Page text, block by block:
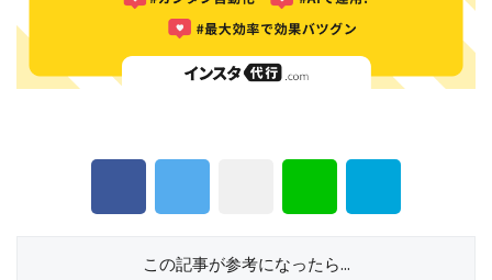
この記事が参考になったら...